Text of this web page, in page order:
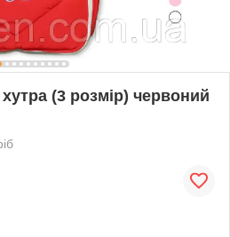
(3 розмір) червоний